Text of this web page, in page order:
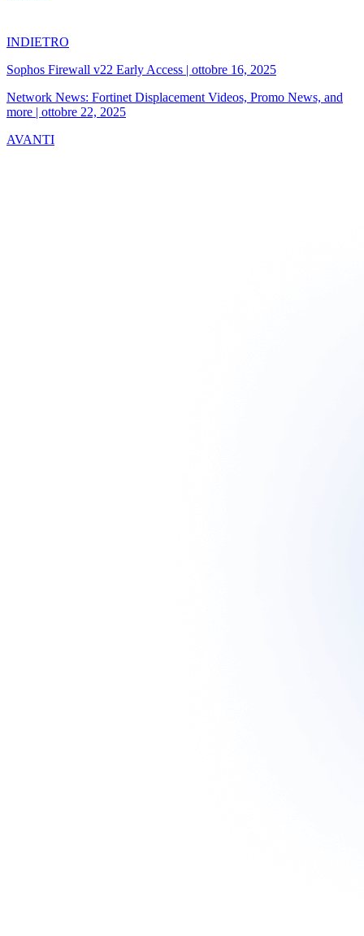
INDIETRO
Sophos Firewall v22 Early Access | ottobre 16, 2025
Network News: Fortinet Displacement Videos, Promo News, and
more | ottobre 22, 2025
AVANTI